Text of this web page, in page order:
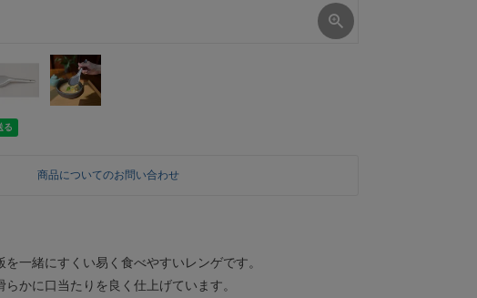
商品についてのお問い合わせ
一緒にすくい易く食べやすいレンゲです。
かに口当たりを良く仕上げています。